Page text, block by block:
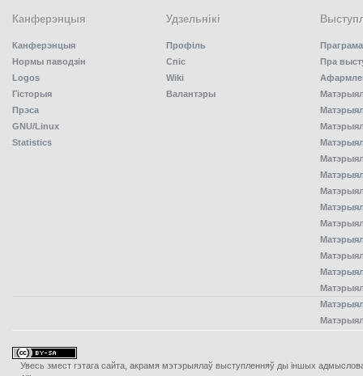
Канферэнцыя
Канферэнцыя
Нормы паводзін
Logos
Гісторыя
Прэса
GNU/Linux
Statistics
Удзельнiкi
Профіль
Спiс
Wiki
Валантэры
Праграма
Пра
Увесь змест гэтага сайта, акрамя мэтэрыялаў выступленняў ды iншых